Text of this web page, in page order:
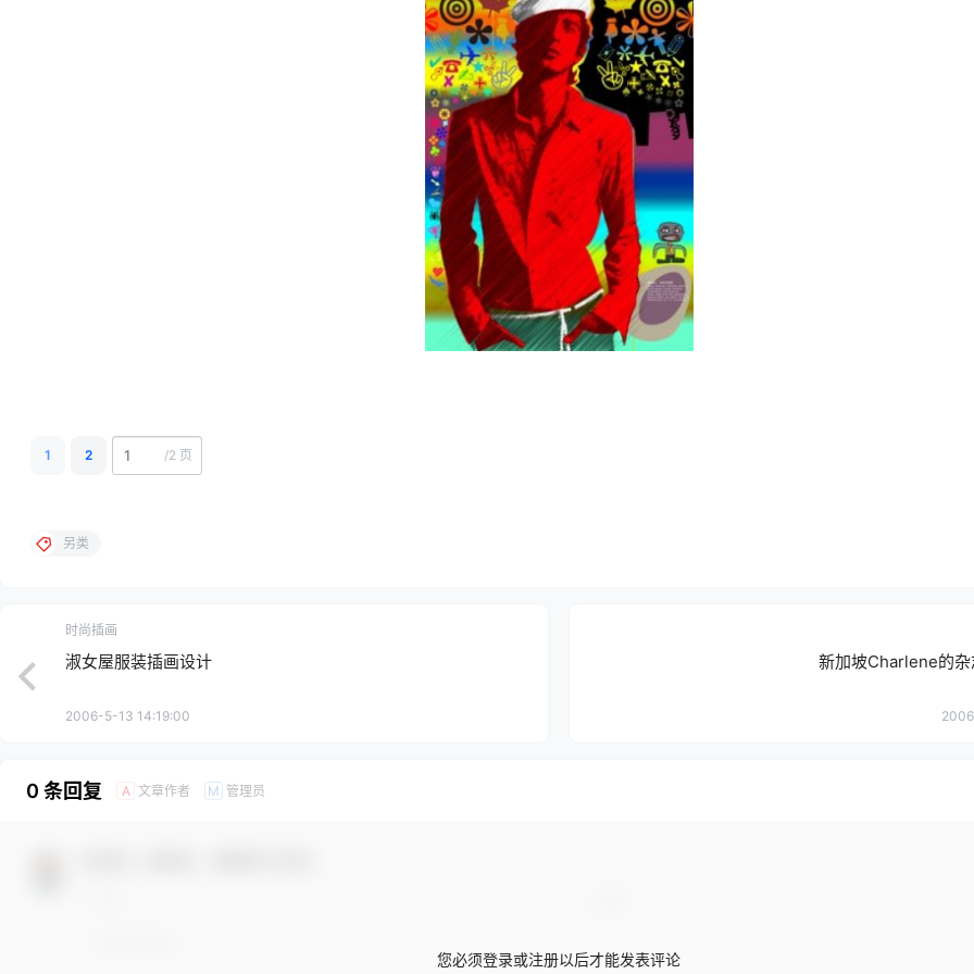
1 2 /2 页
另类
时尚插画
淑女屋服装插画设计
2006-5-13 14:19:00
新加坡Charlene的
0 条回复 A 文章作者 M 管理员
您必须登录或注册以后才能发表评论